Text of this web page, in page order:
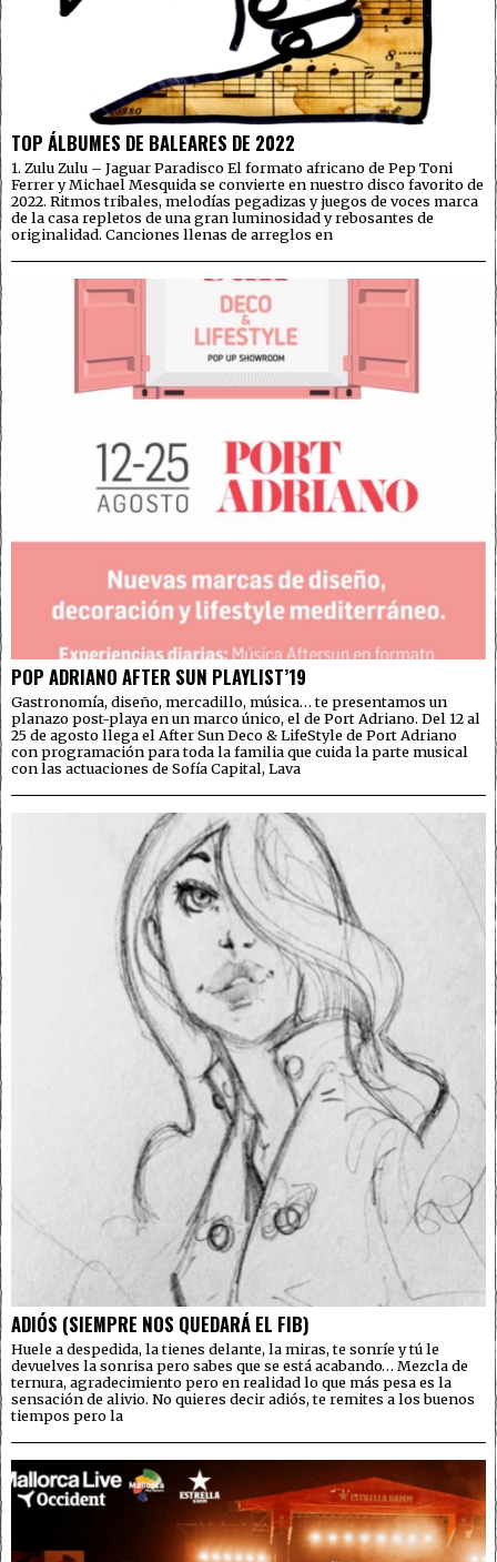
TOP ÁLBUMES DE BALEARES DE 2022
1. Zulu Zulu – Jaguar Paradisco El formato africano de Pep Toni
Ferrer y Michael Mesquida se convierte en nuestro disco favorito de
2022. Ritmos tribales, melodías pegadizas y juegos de voces marca
de la casa repletos de una gran luminosidad y rebosantes de
originalidad. Canciones llenas de arreglos en
POP ADRIANO AFTER SUN PLAYLIST’19
Gastronomía, diseño, mercadillo, música… te presentamos un
planazo post-playa en un marco único, el de Port Adriano. Del 12 al
25 de agosto llega el After Sun Deco & LifeStyle de Port Adriano
con programación para toda la familia que cuida la parte musical
con las actuaciones de Sofía Capital, Lava
ADIÓS (SIEMPRE NOS QUEDARÁ EL FIB)
Huele a despedida, la tienes delante, la miras, te sonríe y tú le
devuelves la sonrisa pero sabes que se está acabando… Mezcla de
ternura, agradecimiento pero en realidad lo que más pesa es la
sensación de alivio. No quieres decir adiós, te remites a los buenos
tiempos pero la